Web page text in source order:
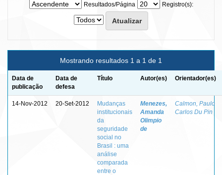
Resultados/Página
Registro(s):
Mostrando resultados 1 a 1 de 1
Data de
publicação
Data de
defesa
Título Autor(es) Orientador(es)
14-Nov-2012 20-Set-2012
Mudanças
institucionais
da
seguridade
social no
Brasil : uma
análise
comparada
entre o
Menezes,
Amanda
Olimpio
de
Calmon, Paulo
Carlos Du Pin